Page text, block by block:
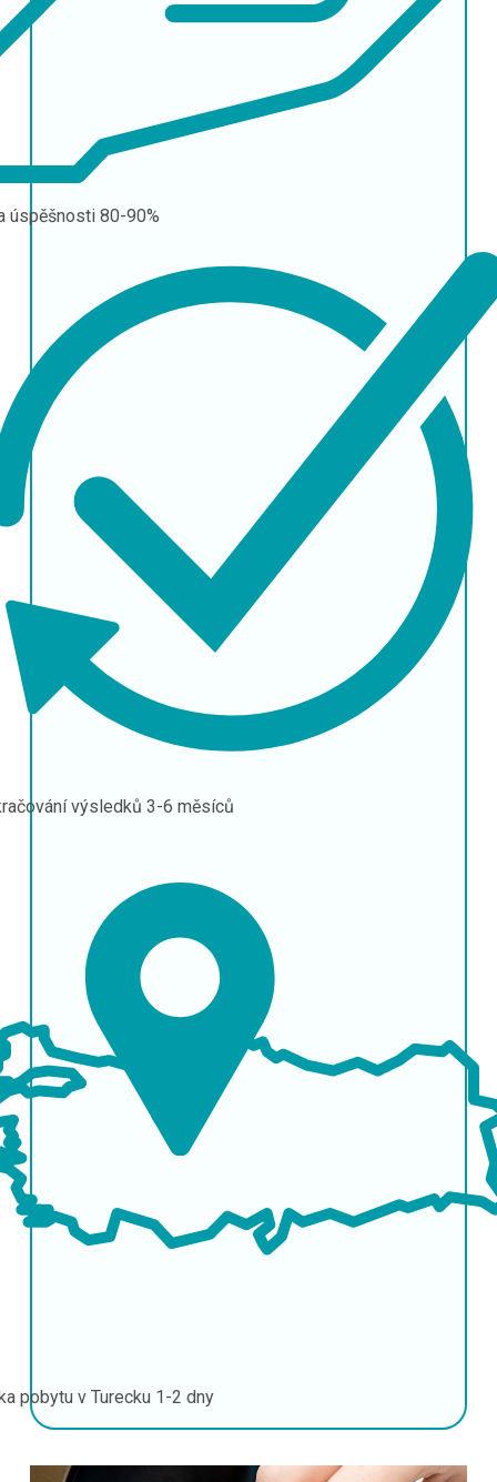
úspěšnosti 80-90%
výsledků 3-6 měsíců
pobytu v Turecku 1-2 dny